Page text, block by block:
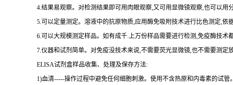
4.结果易观察。对检测结果即可用肉眼观察,又可用显微镜观察,也可以
5.可以定量测定。溶液中的抗原物质,应用酶免吸附技术进行比色测定,
6.可以大规模测定样品。如有成千.上万份样品需要进行检测,免疫酶技术
7.仪器和试剂简单。对免疫没技术来说,不需要荧光显微镜,也不需要测
ELISA试剂盒样品收集、处理及保存方法:
1)血清-----操作过程中避免任何细胞刺激。使用不含热原和内毒素的试管